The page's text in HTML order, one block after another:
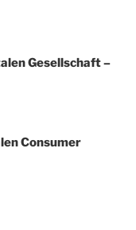
Gesellschaft –
Consumer